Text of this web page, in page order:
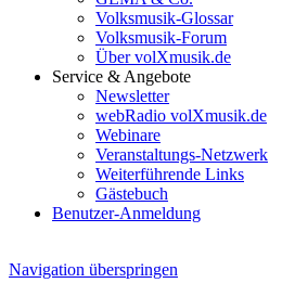
Volksmusik-Glossar
Volksmusik-Forum
Über volXmusik.de
Service & Angebote
Newsletter
webRadio volXmusik.de
Webinare
Veranstaltungs-Netzwerk
Weiterführende Links
Gästebuch
Benutzer-Anmeldung
Navigation überspringen